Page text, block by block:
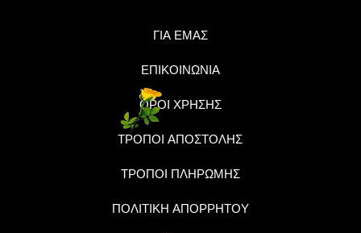
ΓΙΑ ΕΜΑΣ
ΕΠΙΚΟΙΝΩΝΙΑ
ΟΡΟΙ ΧΡΗΣΗΣ
ΤΡΟΠΟΙ ΑΠΟΣΤΟΛΗΣ
ΤΡΟΠΟΙ ΠΛΗΡΩΜΗΣ
ΠΟΛΙΤΙΚΗ ΑΠΟΡΡΗΤΟΥ